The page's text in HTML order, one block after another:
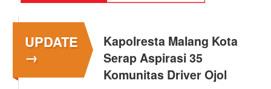
UPDATE
→
Kapolresta Malang Kota
Serap Aspirasi 35
Komunitas Driver Ojol